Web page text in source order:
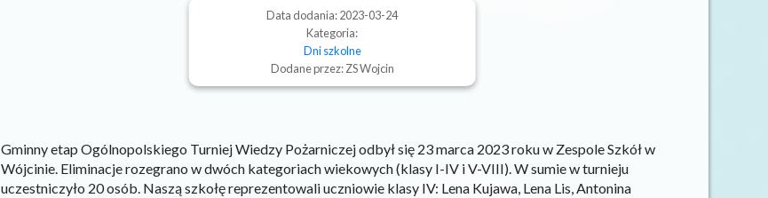
Data dodania: 2023-03-24
Kategoria:
Dni szkolne
Dodane przez: ZS Wojcin
Gminny etap Ogólnopolskiego Turniej Wiedzy Pożarniczej odbył się 23 marca 2023 roku w Zespole Szkół w
Wójcinie. Eliminacje rozegrano w dwóch kategoriach wiekowych (klasy I-IV i V-VIII). W sumie w turnieju
uczestniczyło 20 osób. Naszą szkołę reprezentowali uczniowie klasy IV: Lena Kujawa, Lena Lis, Antonina